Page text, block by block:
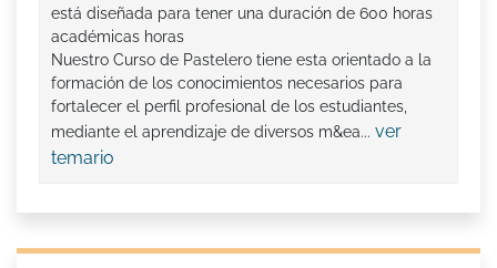
está diseñada para tener una duración de 600 horas
académicas horas
Nuestro Curso de Pastelero tiene esta orientado a la
formación de los conocimientos necesarios para
fortalecer el perfil profesional de los estudiantes,
mediante el aprendizaje de diversos m&ea... ver
temario